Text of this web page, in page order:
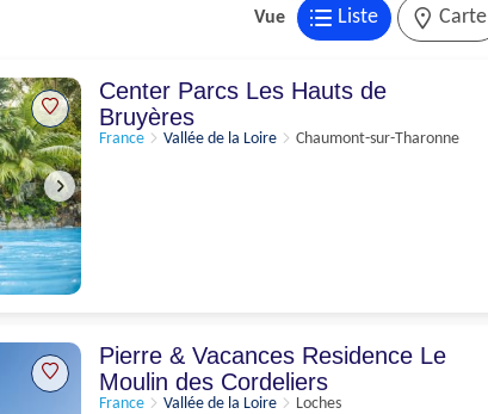
Vue Liste Carte
Center Parcs Les Hauts de
Bruyères
France Vallée de la Loire Chaumont-sur-Tharonne
Pierre & Vacances Residence Le
Moulin des Cordeliers
France Vallée de la Loire
Loches